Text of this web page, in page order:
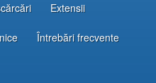
Extensii
Întrebări frecvente